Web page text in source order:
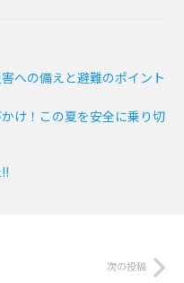
への備えと避難のポイント
け！この夏を安全に乗り切
次の投稿